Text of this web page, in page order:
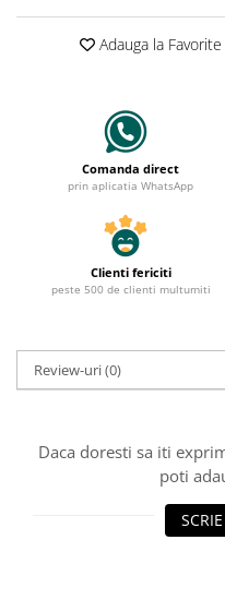
Adauga la Favorite
Comanda direct
prin aplicatia WhatsApp
Clienti fericiti
peste 500 de clienti multumiti
Review-uri(0)
Daca doresti sa iti
poti